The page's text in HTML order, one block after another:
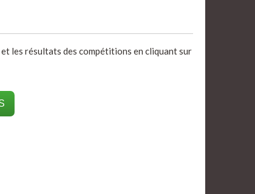
les résultats des compétitions en cliquant sur